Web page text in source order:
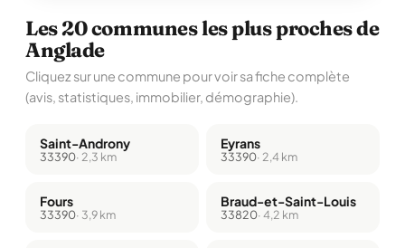
Les 20 communes les plus proches de
Anglade
Cliquez sur une commune pour voir sa fiche complète
(avis, statistiques, immobilier, démographie).
Saint-Androny
33390· 2,3 km
Eyrans
33390· 2,4 km
Fours
33390· 3,9 km
Braud-et-Saint-Louis
33820· 4,2 km